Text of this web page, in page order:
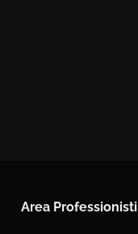
Area Professionisti